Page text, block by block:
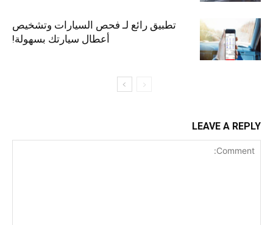
تطبيق رائع لـ فحص السيارات وتشخيص
أعطال سيارتك بسهولة!
LEAVE A REPLY